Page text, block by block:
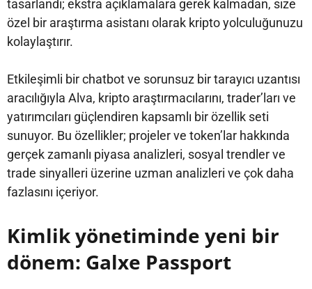
tasarlandı; ekstra açıklamalara gerek kalmadan, size
özel bir araştırma asistanı olarak kripto yolculuğunuzu
kolaylaştırır.
Etkileşimli bir chatbot ve sorunsuz bir tarayıcı uzantısı
aracılığıyla Alva, kripto araştırmacılarını, trader’ları ve
yatırımcıları güçlendiren kapsamlı bir özellik seti
sunuyor. Bu özellikler; projeler ve token’lar hakkında
gerçek zamanlı piyasa analizleri, sosyal trendler ve
trade sinyalleri üzerine uzman analizleri ve çok daha
fazlasını içeriyor.
Kimlik yönetiminde yeni bir
dönem: Galxe Passport